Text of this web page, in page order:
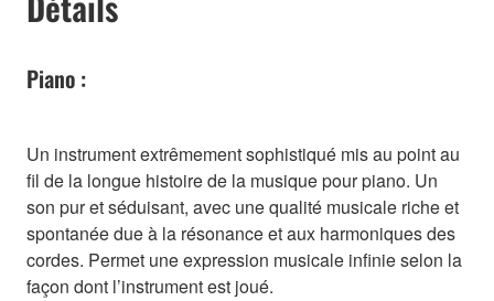
Piano :
Un instrument extrêmement sophistiqué mis au point au
fil de la longue histoire de la musique pour piano. Un
son pur et séduisant, avec une qualité musicale riche et
spontanée due à la résonance et aux harmoniques des
cordes. Permet une expression musicale infinie selon la
façon dont l’instrument est joué.